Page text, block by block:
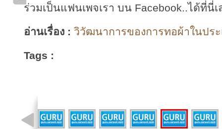
ร่วมเป็นแฟนเพจเรา บน Facebook..ได้ที่นี่เ
อ่านเรื่อง : วิวัฒนาการของการทอผ้าในปร
Tags :